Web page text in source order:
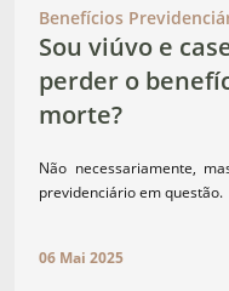
Benefícios
Sou viúvo e
perder o
morte?
Não necessariamente,
previdenciário em questão.
06 Mai 2025